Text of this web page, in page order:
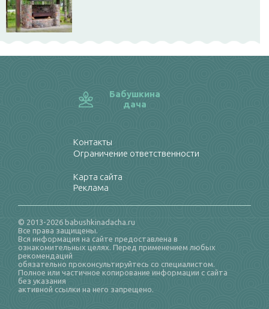
Бабушкина
дача
Контакты
Ограничение ответственности
Карта сайта
Реклама
© 2013-2026 babushkinadacha.ru
Все права защищены.
Вся информация на сайте предоставлена в
ознакомительных целях. Перед применением любых
рекомендаций
обязательно проконсультируйтесь со специалистом.
Полное или частичное копирование информации с сайта
без указания
активной ссылки на него запрещено.